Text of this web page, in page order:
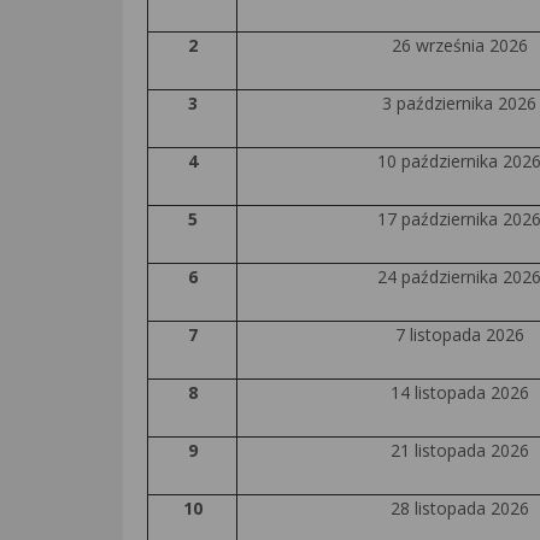
2 26 września 2026
3 3 października 2026
4 10 października 2026
5 17 października 2026
6 24 października 2026
7 7 listopada 2026
8 14 listopada 2026
9 21 listopada 2026
10 28 listopada 2026